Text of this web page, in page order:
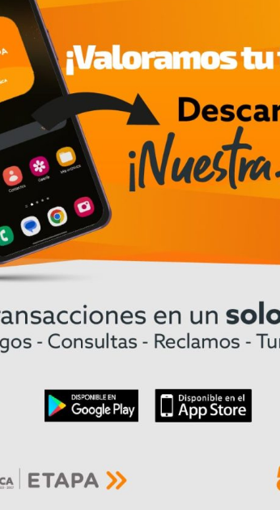
Créditos de hasta 1,5 millones
para proyectos de movilidad
Ecuador
Leer mas